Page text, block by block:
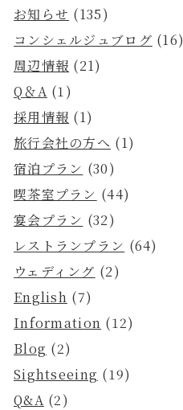
お知らせ (135)
コンシェルジュブログ (16)
周辺情報 (21)
Q＆A(1)
採用情報 (1)
旅行会社の方へ (1)
宿泊プラン (30)
喫茶室プラン (44)
宴会プラン (32)
レストランプラン (64)
ウェディング (2)
English (7)
Information (12)
Blog (2)
Sightseeing (19)
Q&A(2)